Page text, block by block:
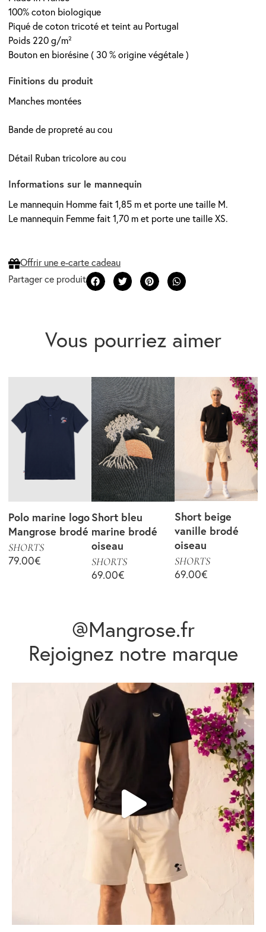
100% coton biologique
Piqué de coton tricoté et teint au Portugal
Poids 220 g/m²
Bouton en biorésine ( 30 % origine végétale )
Finitions du produit
Manches montées
Bande de propreté au cou
Détail Ruban tricolore au cou
Informations sur le mannequin
Le mannequin Homme fait 1,85 m et porte une taille M.
Le mannequin Femme fait 1,70 m et porte une taille XS.
Offrir une e-carte cadeau
Vous pourriez aimer
Polo marine logo
Mangrose brodé
SHORTS
79.00€
Short bleu
marine brodé
oiseau
SHORTS
69.00€
Short beige
vanille brodé
oiseau
SHORTS
69.00€
@Mangrose.fr
Rejoignez notre marque